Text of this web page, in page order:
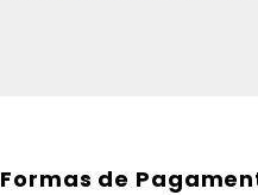
Formas de